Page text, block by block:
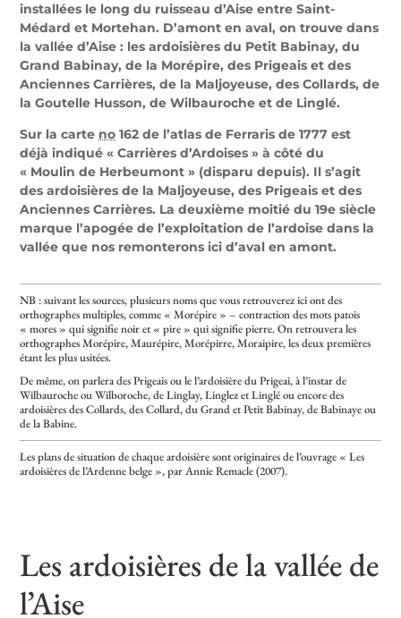
installées le long du ruisseau d’Aise entre Saint-
Médard et Mortehan. D’amont en aval, on trouve dans
la vallée d’Aise : les ardoisières du Petit Babinay, du
Grand Babinay, de la Morépire, des Prigeais et des
Anciennes Carrières, de la Maljoyeuse, des Collards, de
la Goutelle Husson, de Wilbauroche et de Linglé.
Sur la carte no 162 de l’atlas de Ferraris de 1777 est
déjà indiqué « Carrières d’Ardoises » à côté du
« Moulin de Herbeumont » (disparu depuis). Il s’agit
des ardoisières de la Maljoyeuse, des Prigeais et des
Anciennes Carrières. La deuxième moitié du 19e siècle
marque l’apogée de l’exploitation de l’ardoise dans la
vallée que nos remonterons ici d’aval en amont.
NB : suivant les sources, plusieurs noms que vous retrouverez ici ont des
orthographes multiples, comme « Morépire » – contraction des mots patois
« mores » qui signifie noir et « pire » qui signifie pierre. On retrouvera les
orthographes Morépire, Maurépire, Morépirre, Moraipire, les deux premières
étant les plus usitées.
De même, on parlera des Prigeais ou le l’ardoisière du Prigeai, à l’instar de
Wilbauroche ou Wilboroche, de Linglay, Linglez et Linglé ou encore des
ardoisières des Collards, des Collard, du Grand et Petit Babinay, de Babinaye ou
de la Babine.
Les plans de situation de chaque ardoisière sont originaires de l’ouvrage « Les
ardoisières de l’Ardenne belge », par Annie Remacle (2007).
Les ardoisières de la vallée de
l’Aise